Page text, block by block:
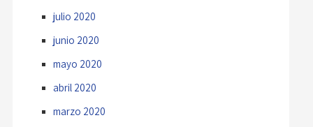
julio 2020
junio 2020
mayo 2020
abril 2020
marzo 2020